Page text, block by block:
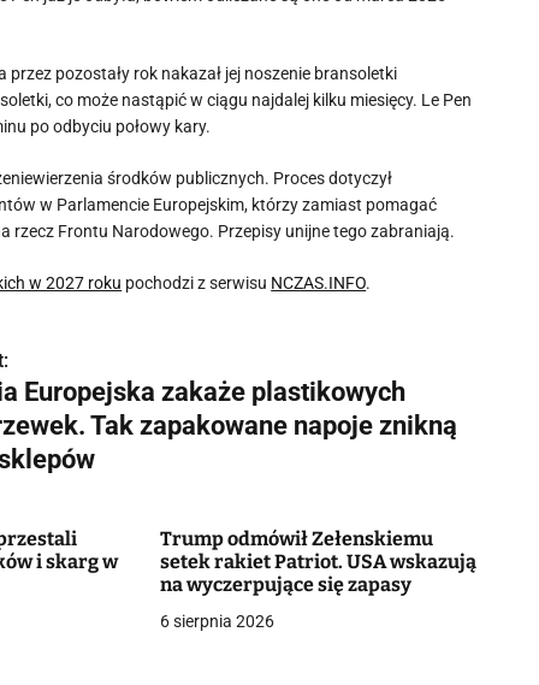
pozostały rok nakazał jej noszenie bransoletki
co może nastąpić w ciągu najdalej kilku miesięcy. Le Pen
po odbyciu połowy kary.
środków publicznych. Proces dotyczył
w Parlamencie Europejskim, którzy zamiast pomagać
rzecz Frontu Narodowego. Przepisy unijne tego zabraniają.
w 2027 roku pochodzi z serwisu NCZAS.INFO.
Europejska zakaże plastikowych
Tak zapakowane napoje znikną
i skarg w
Trump odmówił Zełenskiemu
setek rakiet Patriot. USA wskazują
na wyczerpujące się zapasy
6 sierpnia 2026